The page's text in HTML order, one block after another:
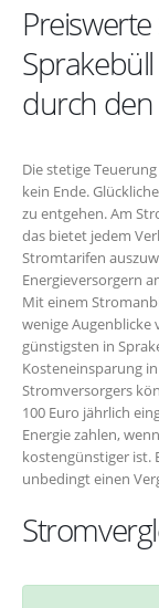
durch
Die stetige
kein Ende.
zu entgehen. Am
das bietet jedem
Stromtarifen
Energieversorgern
Mit einem
wenige
günstigsten in
Kosteneinsparung
Stromversorgers
100 Euro jährlich
Energie zahlen,
kostengünstiger ist.
unbedingt einen